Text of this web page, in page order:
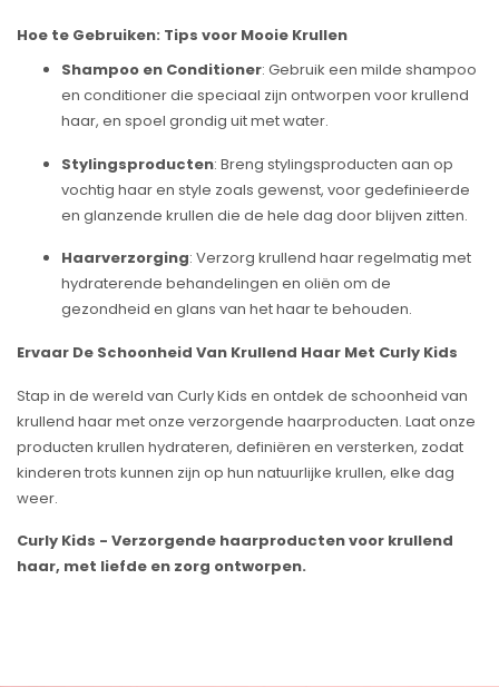
Hoe te Gebruiken: Tips voor Mooie Krullen
Shampoo en Conditioner: Gebruik een milde shampoo
en conditioner die speciaal zijn ontworpen voor krullend
haar, en spoel grondig uit met water.
Stylingsproducten: Breng stylingsproducten aan op
vochtig haar en style zoals gewenst, voor gedefinieerde
en glanzende krullen die de hele dag door blijven zitten.
Haarverzorging: Verzorg krullend haar regelmatig met
hydraterende behandelingen en oliën om de
gezondheid en glans van het haar te behouden.
Ervaar De Schoonheid Van Krullend Haar Met Curly Kids
Stap in de wereld van Curly Kids en ontdek de schoonheid van
krullend haar met onze verzorgende haarproducten. Laat onze
producten krullen hydrateren, definiëren en versterken, zodat
kinderen trots kunnen zijn op hun natuurlijke krullen, elke dag
weer.
Curly Kids - Verzorgende haarproducten voor krullend
haar, met liefde en zorg ontworpen.